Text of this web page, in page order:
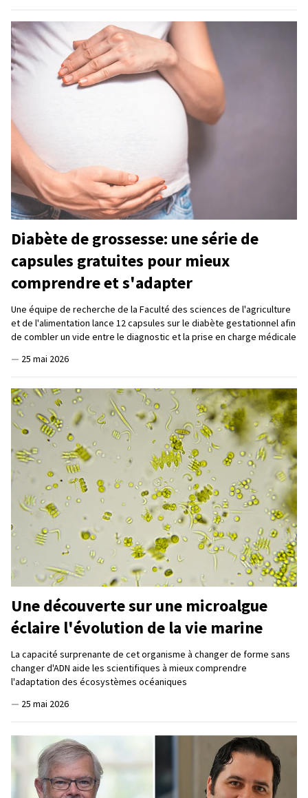
Diabète de grossesse: une série de
capsules gratuites pour mieux
comprendre et s'adapter
Une équipe de recherche de la Faculté des sciences de l'agriculture
et de l'alimentation lance 12 capsules sur le diabète gestationnel afin
de combler un vide entre le diagnostic et la prise en charge médicale
— 25 mai 2026
Une découverte sur une microalgue
éclaire l'évolution de la vie marine
La capacité surprenante de cet organisme à changer de forme sans
changer d'ADN aide les scientifiques à mieux comprendre
l'adaptation des écosystèmes océaniques
— 25 mai 2026